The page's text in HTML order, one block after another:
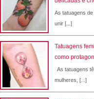
As tatuagens
unir [...]
Tatuagens
como
As tatuagens
mulheres, [...]